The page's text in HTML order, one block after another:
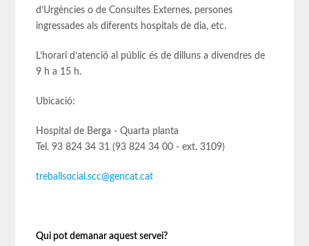
d’Urgències o de Consultes Externes, persones
ingressades als diferents hospitals de dia, etc.
L’horari d’atenció al públic és de dilluns a divendres de
9 h a 15 h.
Ubicació:
Hospital de Berga - Quarta planta
Tel. 93 824 34 31 (93 824 34 00 - ext. 3109)
treballsocial.scc@gencat.cat
Qui pot demanar aquest servei?